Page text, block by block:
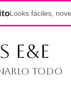
Looks fáciles,
E&E
todo